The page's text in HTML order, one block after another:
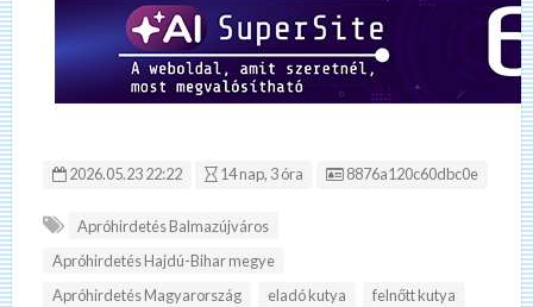
2026.05.23 22:22 14 nap, 3 óra Hirdetés ID:
8876a120c60dbc0e
Apróhirdetés Balmazújváros
Apróhirdetés Hajdú-Bihar megye
Apróhirdetés Magyarország
eladó kutya
felnőtt kutya